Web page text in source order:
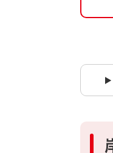
自然・環境
男女共同参